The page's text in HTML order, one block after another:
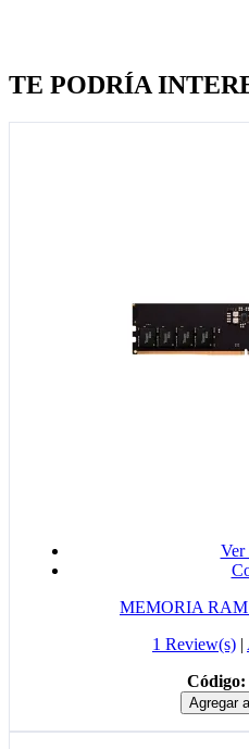
TE PODRÍA
Ver
MEMORIA
1 Review(s) |
Código:
Agregar